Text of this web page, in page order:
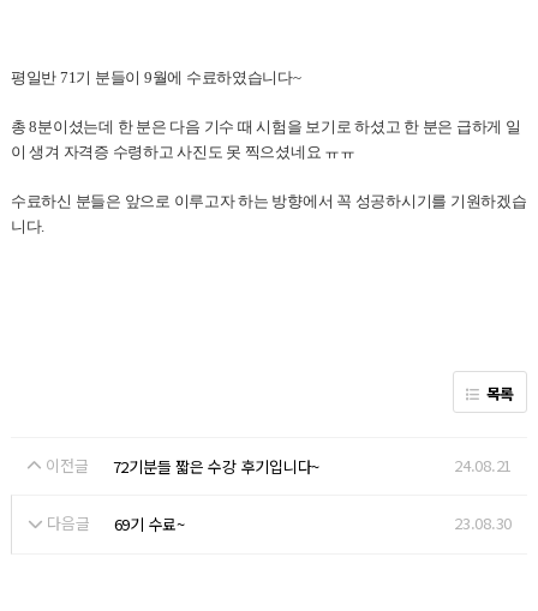
평일반 71기 분들이 9월에 수료하였습니다~
총 8분이셨는데 한 분은 다음 기수 때 시험을 보기로 하셨고 한 분은 급하게 일
이 생겨 자격증 수령하고 사진도 못 찍으셨네요 ㅠㅠ
수료하신 분들은 앞으로 이루고자 하는 방향에서 꼭 성공하시기를 기원하겠습
니다.
목록
이전글 72기분들 짧은 수강 후기입니다~ 24.08.21
다음글 69기 수료~ 23.08.30